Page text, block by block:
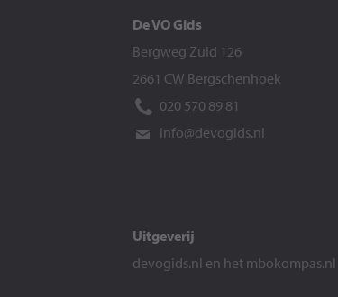
De VO Gids
Bergweg Zuid 126
2661 CW Bergschenhoek
020 570 89 81
info@devogids.nl
Uitgeverij
devogids.nl en het mbokompas.nl